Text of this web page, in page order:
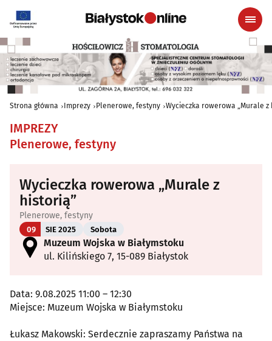
Strona główna Imprezy Plenerowe, festyny Wycieczka rowerowa „Murale z
IMPREZY
Plenerowe, festyny
Wycieczka rowerowa „Murale z
historią”
Plenerowe, festyny
09 SIE 2025 Sobota
Muzeum Wojska w Białymstoku
ul. Kilińskiego 7, 15-089 Białystok
Data: 9.08.2025 11:00 – 12:30
Miejsce: Muzeum Wojska w Białymstoku
Łukasz Makowski: Serdecznie zapraszamy Państwa na